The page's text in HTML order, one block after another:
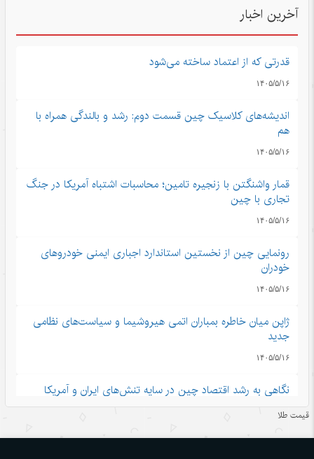
آخرین اخبار
قدرتی که از اعتماد ساخته می‌شود
۱۴۰۵/۵/۱۶
اندیشه‌های کلاسیک چین قسمت دوم: رشد و بالندگی همراه با
هم
۱۴۰۵/۵/۱۶
قمار واشنگتن با زنجیره تامین؛ محاسبات اشتباه آمریکا در جنگ
تجاری با چین
۱۴۰۵/۵/۱۶
رونمایی چین از نخستین استاندارد اجباری ایمنی خودروهای
خودران
۱۴۰۵/۵/۱۶
ژاپن میان خاطره بمباران اتمی هیروشیما و سیاست‌های نظامی
جدید
۱۴۰۵/۵/۱۶
نگاهی به رشد اقتصاد چین در سایه تنش‌های ایران و آمریکا
۱۴۰۵/۵/۱۶قیمت طلا